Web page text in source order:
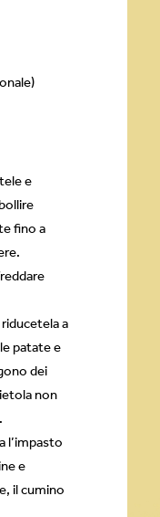
e
fino a
a
patate e
dei
non
l’impasto
e
il cumino